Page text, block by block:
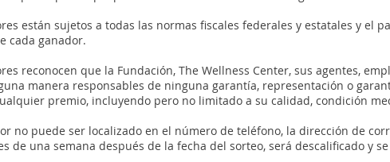
están sujetos a todas las normas fiscales federales y estatales y el
cada ganador.
reconocen que la Fundación, The Wellness Center, sus agentes,
manera responsables de ninguna garantía, representación o
premio, incluyendo pero no limitado a su calidad, condición
no puede ser localizado en el número de teléfono, la dirección de
de una semana después de la fecha del sorteo, será descalificado y